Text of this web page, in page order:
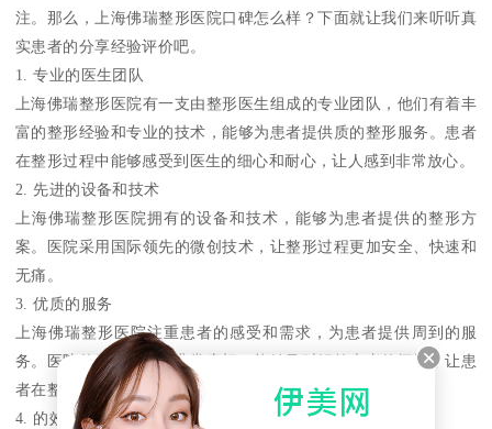
注。那么，上海佛瑞整形医院口碑怎么样？下面就让我们来听听真
实患者的分享经验评价吧。
1. 专业的医生团队
上海佛瑞整形医院有一支由整形医生组成的专业团队，他们有着丰
富的整形经验和专业的技术，能够为患者提供质的整形服务。患者
在整形过程中能够感受到医生的细心和耐心，让人感到非常放心。
2. 先进的设备和技术
上海佛瑞整形医院拥有的设备和技术，能够为患者提供的整形方
案。医院采用国际领先的微创技术，让整形过程更加安全、快速和
无痛。
3. 优质的服务
上海佛瑞整形医院注重患者的感受和需求，为患者提供周到的服
务。医院的服务人员都非常亲切，能够及时解答患者的问题，让患
者在整个就医过程中感受到温馨和关怀。
4. 的效果和口碑